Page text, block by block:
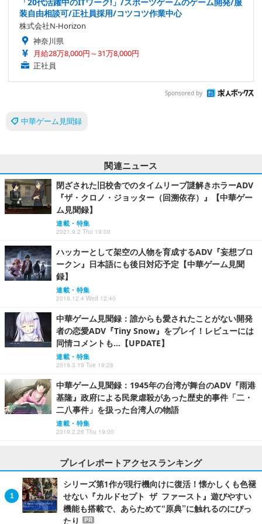
装自由相談可/正社員採用/コツコツ作業中心
株式会社N-Horizon
神奈川県
月給28万8,000円～31万8,000円
正社員
Sponsored by
中華ゲーム見聞録
関連ニュース
閉ざされた旧校舎でのタイムリープ謎解きホラーADV
『ザ・クロノ・ジョッター（回溯依存）』【中華ゲー
ム見聞録】
連載・特集
2021.9.2 Thu 19:00
ハッカーとして架空の人物を育成するADV『妄想ブロ
ークン』日本語にも後日対応予定【中華ゲーム見聞
録】
連載・特集
2019.12.4 Wed 12:40
中華ゲーム見聞録：誰からも愛されたことがない開発
者の恋愛ADV『Tiny Snow』をプレイ！レビューには
同情コメントも…【UPDATE】
連載・特集
2019.3.19 Tue 19:28
中華ゲーム見聞録：1945年の台湾が舞台のADV『雨港
基隆』政府による民衆虐殺があった歴史的事件「二・
二八事件」を扱った台湾人の物語
連載・特集
2019.2.28 Thu 19:00
プレイレポートアクセスランキング
シリーズ第1作が現行機向けに復活！懐かしくも色褪
せない『カルドセプト ザ ファースト』遊びやすい
機能も搭載で、あらためて“原典”に触れるのにぴっ
たり
PR